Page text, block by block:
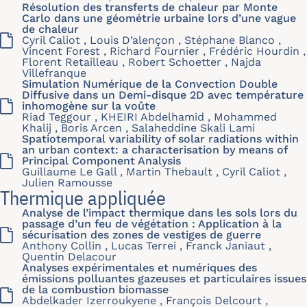
Résolution des transferts de chaleur par Monte
Carlo dans une géométrie urbaine lors d’une vague
de chaleur
Cyril Caliot , Louis D’alençon , Stéphane Blanco ,
Vincent Forest , Richard Fournier , Frédéric Hourdin ,
Florent Retailleau , Robert Schoetter , Najda
Villefranque
Simulation Numérique de la Convection Double
Diffusive dans un Demi-disque 2D avec température
inhomogène sur la voûte
Riad Teggour , KHEIRI Abdelhamid , Mohammed
Khalij , Boris Arcen , Salaheddine Skali Lami
Spatiotemporal variability of solar radiations within
an urban context: a characterisation by means of
Principal Component Analysis
Guillaume Le Gall , Martin Thebault , Cyril Caliot ,
Julien Ramousse
Thermique appliquée
Analyse de l’impact thermique dans les sols lors du
passage d’un feu de végétation : Application à la
sécurisation des zones de vestiges de guerre
Anthony Collin , Lucas Terrei , Franck Janiaut ,
Quentin Delacour
Analyses expérimentales et numériques des
émissions polluantes gazeuses et particulaires issues
de la combustion biomasse
Abdelkader Izerroukyene , François Delcourt ,